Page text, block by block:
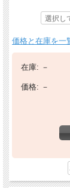
価格と在庫を一
在庫: －
価格: －